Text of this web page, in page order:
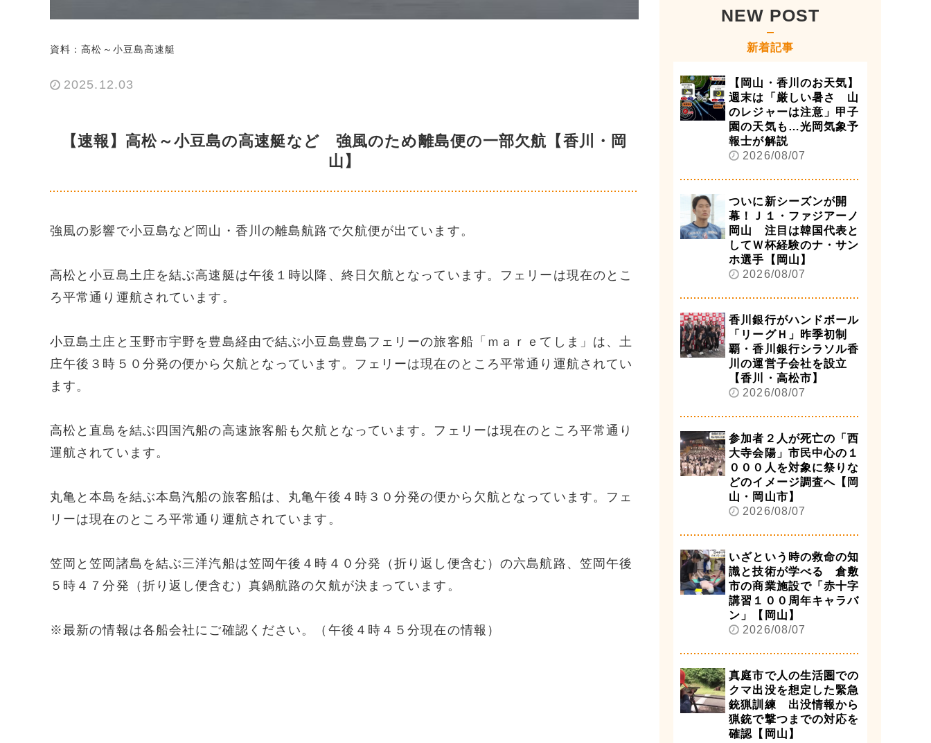
資料：高松～小豆島高速艇
2025.12.03
【速報】高松～小豆島の高速艇など 強風のため離島便の一部欠航【香川・岡
山】
強風の影響で小豆島など岡山・香川の離島航路で欠航便が出ています。
高松と小豆島土庄を結ぶ高速艇は午後１時以降、終日欠航となっています。フェリーは現在のとこ
ろ平常通り運航されています。
小豆島土庄と玉野市宇野を豊島経由で結ぶ小豆島豊島フェリーの旅客船「ｍａｒｅてしま」は、土
庄午後３時５０分発の便から欠航となっています。フェリーは現在のところ平常通り運航されてい
ます。
高松と直島を結ぶ四国汽船の高速旅客船も欠航となっています。フェリーは現在のところ平常通り
運航されています。
丸亀と本島を結ぶ本島汽船の旅客船は、丸亀午後４時３０分発の便から欠航となっています。フェ
リーは現在のところ平常通り運航されています。
笠岡と笠岡諸島を結ぶ三洋汽船は笠岡午後４時４０分発（折り返し便含む）の六島航路、笠岡午後
５時４７分発（折り返し便含む）真鍋航路の欠航が決まっています。
※最新の情報は各船会社にご確認ください。（午後４時４５分現在の情報）
NEW POST
新着記事
【岡山・香川のお天気】
週末は「厳しい暑さ 山
のレジャーは注意」甲子
園の天気も…光岡気象予
報士が解説
2026/08/07
ついに新シーズンが開
幕！Ｊ１・ファジアーノ
岡山 注目は韓国代表と
してＷ杯経験のナ・サン
ホ選手【岡山】
2026/08/07
香川銀行がハンドボール
「リーグＨ」昨季初制
覇・香川銀行シラソル香
川の運営子会社を設立
【香川・高松市】
2026/08/07
参加者２人が死亡の「西
大寺会陽」市民中心の１
０００人を対象に祭りな
どのイメージ調査へ【岡
山・岡山市】
2026/08/07
いざという時の救命の知
識と技術が学べる 倉敷
市の商業施設で「赤十字
講習１００周年キャラバ
ン」【岡山】
2026/08/07
真庭市で人の生活圏での
クマ出没を想定した緊急
銃猟訓練 出没情報から
猟銃で撃つまでの対応を
確認【岡山】